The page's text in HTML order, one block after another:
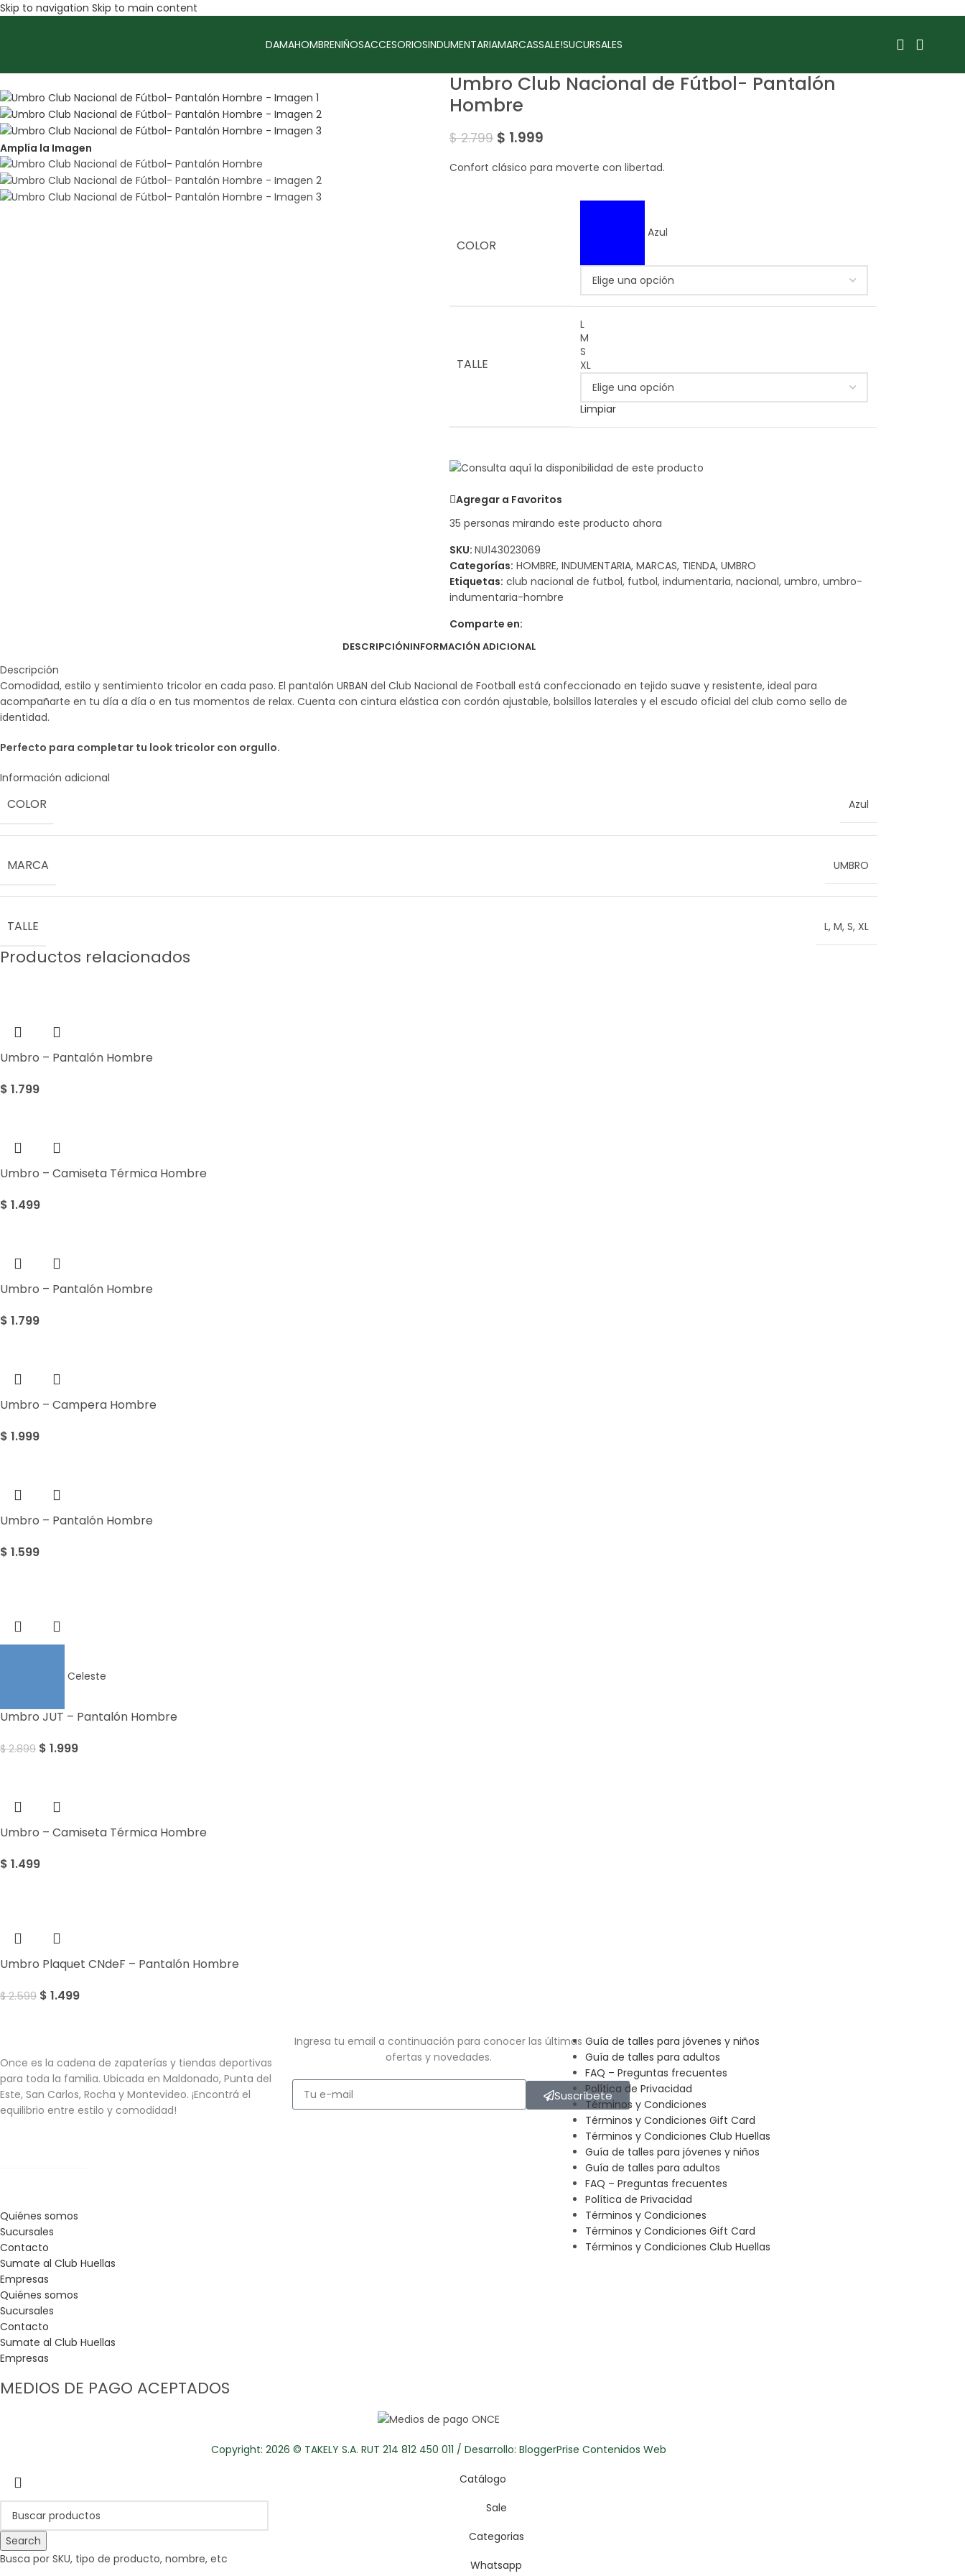
Skip to navigation Skip to main content
DAMAHOMBRENIÑOSACCESORIOSINDUMENTARIAMARCASSALE!SUCURSALES
Amplía la Imagen
Umbro Club Nacional de Fútbol- Pantalón
Hombre
$2.799 $ 1.999
Confort clásico para moverte con libertad.
COLOR
Azul
TALLE
L
M
S
XL
Limpiar
Agregar a Favoritos
35 personas mirando este producto ahora
SKU: NU143023069
Categorías: HOMBRE, INDUMENTARIA, MARCAS, TIENDA, UMBRO
Etiquetas: club nacional de futbol, futbol, indumentaria, nacional, umbro, umbro-
indumentaria-hombre
Comparte en:
DESCRIPCIÓNINFORMACIÓN ADICIONAL
Descripción
Comodidad, estilo y sentimiento tricolor en cada paso. El pantalón URBAN del Club Nacional de Football está confeccionado en tejido suave y resistente, ideal para
acompañarte en tu día a día o en tus momentos de relax. Cuenta con cintura elástica con cordón ajustable, bolsillos laterales y el escudo oficial del club como sello de
identidad.
Perfecto para completar tu look tricolor con orgullo.
Información adicional
COLOR Azul
MARCA UMBRO
TALLE L, M, S, XL
Productos relacionados
Umbro – Pantalón Hombre
$ 1.799
Umbro – Camiseta Térmica Hombre
$ 1.499
Umbro – Pantalón Hombre
$ 1.799
Umbro – Campera Hombre
$ 1.999
Umbro – Pantalón Hombre
$ 1.599
Celeste
Umbro JUT – Pantalón Hombre
$2.899 $ 1.999
Umbro – Camiseta Térmica Hombre
$ 1.499
Umbro Plaquet CNdeF – Pantalón Hombre
$2.599 $ 1.499
Once es la cadena de zapaterías y tiendas deportivas
para toda la familia. Ubicada en Maldonado, Punta del
Este, San Carlos, Rocha y Montevideo. ¡Encontrá el
equilibrio entre estilo y comodidad!
Quiénes somos
Sucursales
Contacto
Sumate al Club Huellas
Empresas
Quiénes somos
Sucursales
Contacto
Sumate al Club Huellas
Empresas
Ingresa tu email a continuación para conocer las últimas
ofertas y novedades.
Suscríbete
Guía de talles para jóvenes y niños
Guía de talles para adultos
FAQ – Preguntas frecuentes
Política de Privacidad
Términos y Condiciones
Términos y Condiciones Gift Card
Términos y Condiciones Club Huellas
Guía de talles para jóvenes y niños
Guía de talles para adultos
FAQ – Preguntas frecuentes
Política de Privacidad
Términos y Condiciones
Términos y Condiciones Gift Card
Términos y Condiciones Club Huellas
MEDIOS DE PAGO ACEPTADOS
Copyright: 2026 © TAKELY S.A. RUT 214 812 450 011 / Desarrollo: BloggerPrise Contenidos Web
Search
Busca por SKU, tipo de producto, nombre, etc
Catálogo
Sale
Categorias
Whatsapp